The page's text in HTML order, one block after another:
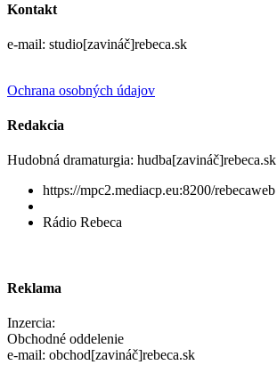
Kontakt
e-mail: studio[zavináč]rebeca.sk
Ochrana osobných údajov
Redakcia
Hudobná dramaturgia: hudba[zavináč]rebeca.sk
https://mpc2.mediacp.eu:8200/rebecaweb
Rádio Rebeca
Reklama
Inzercia:
Obchodné oddelenie
e-mail: obchod[zavináč]rebeca.sk